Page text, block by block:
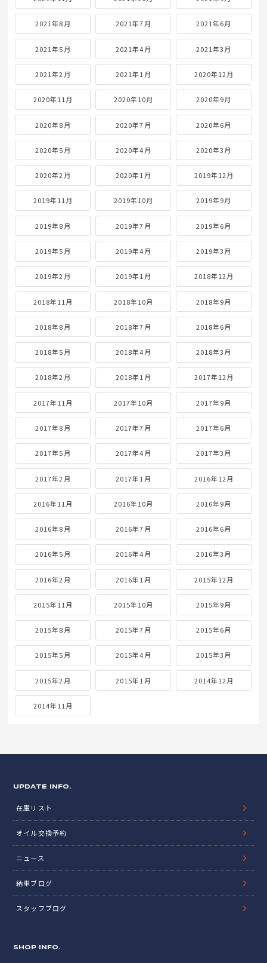
2021年8月 2021年7月 2021年6月
2021年5月 2021年4月 2021年3月
2021年2月 2021年1月 2020年12月
2020年11月 2020年10月 2020年9月
2020年8月 2020年7月 2020年6月
2020年5月 2020年4月 2020年3月
2020年2月 2020年1月 2019年12月
2019年11月 2019年10月 2019年9月
2019年8月 2019年7月 2019年6月
2019年5月 2019年4月 2019年3月
2019年2月 2019年1月 2018年12月
2018年11月 2018年10月 2018年9月
2018年8月 2018年7月 2018年6月
2018年5月 2018年4月 2018年3月
2018年2月 2018年1月 2017年12月
2017年11月 2017年10月 2017年9月
2017年8月 2017年7月 2017年6月
2017年5月 2017年4月 2017年3月
2017年2月 2017年1月 2016年12月
2016年11月 2016年10月 2016年9月
2016年8月 2016年7月 2016年6月
2016年5月 2016年4月 2016年3月
2016年2月 2016年1月 2015年12月
2015年11月 2015年10月 2015年9月
2015年8月 2015年7月 2015年6月
2015年5月 2015年4月 2015年3月
2015年2月 2015年1月 2014年12月
2014年11月
UPDATE INFO.
在庫リスト
オイル交換予約
ニュース
納車ブログ
スタッフブログ
SHOP INFO.